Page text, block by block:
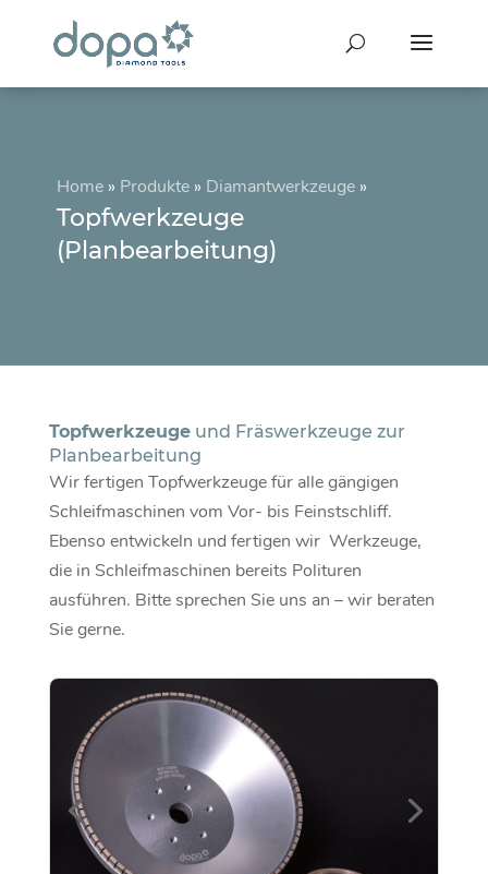
Home» Produkte» Diamantwerkzeuge»
Topfwerkzeuge
(Planbearbeitung)
Topfwerkzeugeund Fräswerkzeuge zur
Planbearbeitung
Wir fertigen Topfwerkzeuge für alle gängigen
Schleifmaschinen vom Vor- bis Feinstschliff.
Ebenso entwickeln und fertigen wir Werkzeuge,
die in Schleifmaschinen bereits Polituren
ausführen. Bitte sprechen Sie uns an – wir beraten
Sie gerne.